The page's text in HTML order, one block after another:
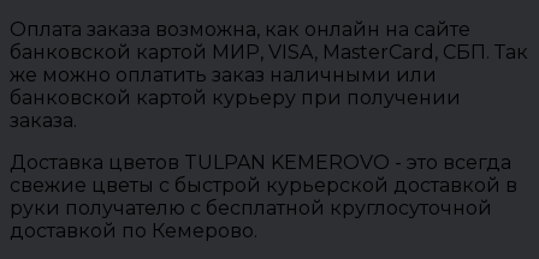
Оплата заказа возможна, как онлайн на сайте
банковской картой МИР, VISA, MasterCard, СБП. Так
же можно оплатить заказ наличными или
банковской картой курьеру при получении
заказа.
Доставка цветов TULPAN KEMEROVO - это всегда
свежие цветы с быстрой курьерской доставкой в
руки получателю с бесплатной круглосуточной
доставкой по Кемерово.